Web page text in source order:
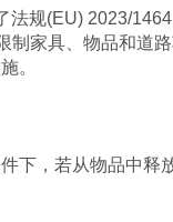
法规(EU) 2023/
制家具、物品和道
。
下，若从物品中释